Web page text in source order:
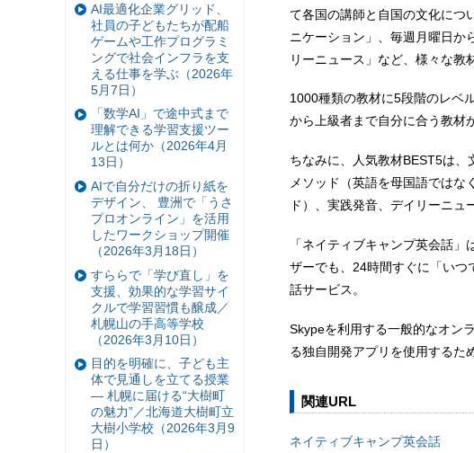
て各国の講師と自国の文化につ
ニケーション」、毎週月曜日か
リーニュース」など、様々な教
1000種類の教材に5段階のレベ
から上級者まで自分に合う教材
ちなみに、人気教材BEST5は、
メソッド（英語を母国語ではな
ド）、実践発音、デイリーニュ
「ネイティブキャンプ英会話
ザーでも、24時間すぐに「いつ
話サービス。
Skypeを利用する一般的なオン
る独自開発アプリを使用するた
関連URL
ネイティブキャンプ英会話
AI最適化企業グリッド、
社員の子どもたちが配船
ゲームや工作プログラミ
ングで社会インフラを支
える仕事を学ぶ（2026年
5月7日）
「数学AI」で途中式まで
理解できる学習支援ツー
ルとは何か（2026年4月
13日）
AIで自分だけの折り紙を
デザイン、 豊洲で「うさ
プロオンライン」を活用
したワークショップ開催
（2026年3月18日）
すららで「学び直し」を
支援、効果的な学習サイ
クルで学習習慣も醸成／
札幌山の手高等学校
（2026年3月10日）
目的を明確に、子ども主
体で見通しを立てる授業
— 札幌に届ける“大樹町
の魅力”／北海道大樹町立
大樹小学校（2026年3月9
日）